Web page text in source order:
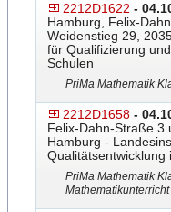
2212D1622 -
Hamburg, Felix-
Weidenstieg 29,
für Qualifizierung
Schulen
PriMa Mathematik
2212D1658 -
Felix-Dahn-Straße 3
Hamburg -
Qualitätsentwicklung
PriMa Mathematik